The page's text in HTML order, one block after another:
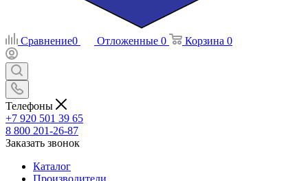
Сравнение0 Отложенные 0 Корзина 0
Телефоны
+7 920 501 39 65
8 800 201-26-87
Заказать звонок
Каталог
Производители